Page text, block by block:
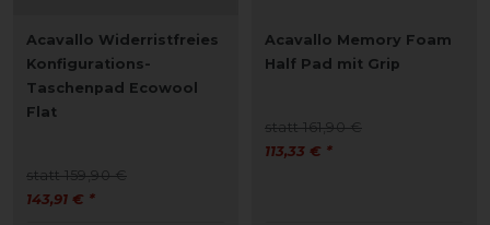
Acavallo Widerristfreies
Konfigurations-
Taschenpad Ecowool
Flat
statt 159,90 €
143,91 € *
Acavallo Memory Foam
Half Pad mit Grip
statt 161,90 €
113,33 € *